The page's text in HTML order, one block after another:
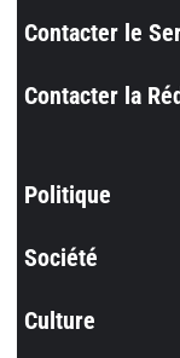
Contacter le
Contacter la
Politique
Société
Culture